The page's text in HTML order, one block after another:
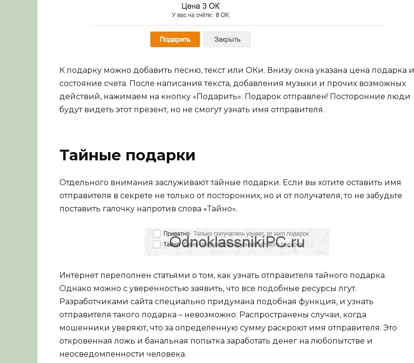
К подарку можно добавить песню, текст или ОКи. Внизу окна указана цена подарка и
состояние счета. После написания текста, добавления музыки и прочих возможных
действий, нажимаем на кнопку «Подарить». Подарок отправлен! Посторонние люди
будут видеть этот презент, но не смогут узнать имя отправителя.
Тайные подарки
Отдельного внимания заслуживают тайные подарки. Если вы хотите оставить имя
отправителя в секрете не только от посторонних, но и от получателя, то не забудьте
поставить галочку напротив слова «Тайно».
Интернет переполнен статьями о том, как узнать отправителя тайного подарка.
Однако можно с уверенностью заявить, что все подобные ресурсы лгут.
Разработчиками сайта специально придумана подобная функция, и узнать
отправителя такого подарка – невозможно. Распространены случаи, когда
мошенники уверяют, что за определенную сумму раскроют имя отправителя. Это
откровенная ложь и банальная попытка заработать денег на любопытстве и
неосведомленности человека.